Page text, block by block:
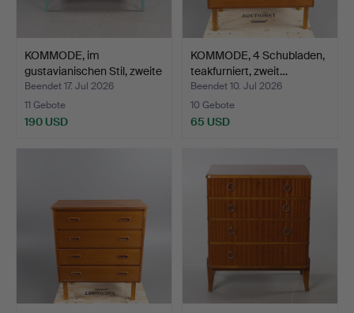
KOMMODE, im
gustavianischen Stil, zweite
H…
Beendet 17. Jul 2026
11 Gebote
190 USD
KOMMODE, 4 Schubladen,
teakfurniert, zweit…
Beendet 10. Jul 2026
10 Gebote
65 USD